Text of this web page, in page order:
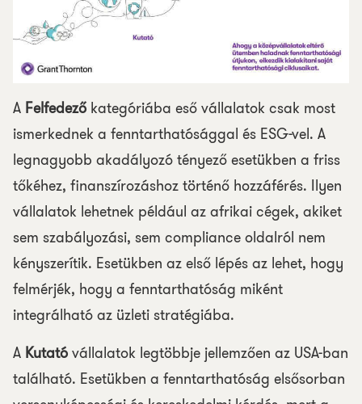
A Felfedező kategóriába eső vállalatok csak most
ismerkednek a fenntarthatósággal és ESG-vel. A
legnagyobb akadályozó tényező esetükben a friss
tőkéhez, finanszírozáshoz történő hozzáférés. Ilyen
vállalatok lehetnek például az afrikai cégek, akiket
sem szabályozási, sem compliance oldalról nem
kényszerítik. Esetükben az első lépés az lehet, hogy
felmérjék, hogy a fenntarthatóság miként
integrálható az üzleti stratégiába.
A Kutatóvállalatok legtöbbje jellemzően az USA-ban
található. Esetükben a fenntarthatóság elsősorban